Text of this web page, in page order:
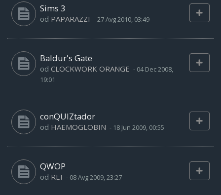
Sims 3
od PAPARAZZI -27 Avg 2010, 03:49
Baldur's Gate
od CLOCKWORK ORANGE - 04 Dec 2008,
19:01
conQUIZtador
od HAEMOGLOBIN - 18 Jun 2009, 00:55
QWOP
od REI - 08 Avg 2009, 23:27